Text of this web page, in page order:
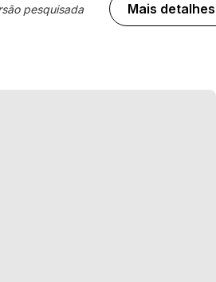
pesquisada Mais detalhes